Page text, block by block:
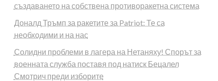
създаването на собствена противоракетна система
Доналд Тръмп за ракетите за Patriot: Те са
необходими и на нас
Солидни проблеми в лагера на Нетаняху! Спорът за
военната служба поставя под натиск Бецалел
Смотрич преди изборите